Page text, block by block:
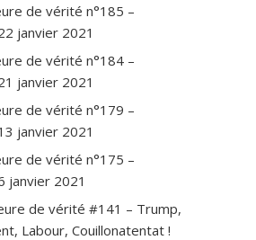
de vérité n°185 –
janvier 2021
de vérité n°184 –
janvier 2021
de vérité n°179 –
janvier 2021
de vérité n°175 –
janvier 2021
de vérité #141 – Trump,
Labour, Couillonatentat !